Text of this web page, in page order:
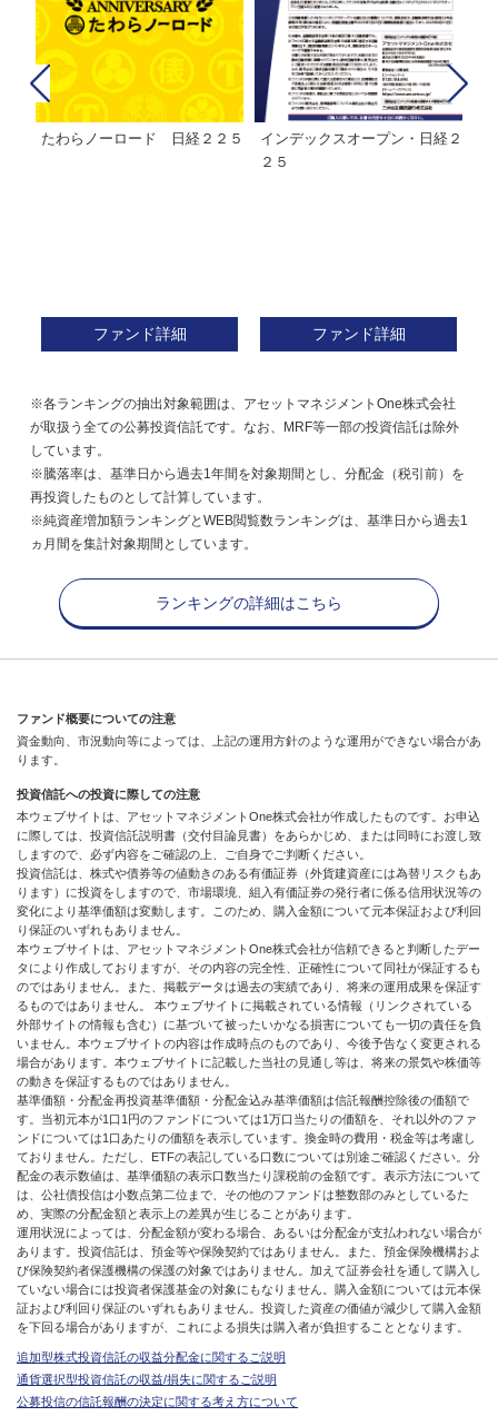
たわらノーロード 日経２２５
ファンド詳細
インデックスオープン・日経２
２５
ファンド詳細
※各ランキングの抽出対象範囲は、アセットマネジメントOne株式会社
が取扱う全ての公募投資信託です。なお、MRF等一部の投資信託は除外
しています。
※騰落率は、基準日から過去1年間を対象期間とし、分配金（税引前）を
再投資したものとして計算しています。
※純資産増加額ランキングとWEB閲覧数ランキングは、基準日から過去1
ヵ月間を集計対象期間としています。
ランキングの詳細はこちら
ファンド概要についての注意
資金動向、市況動向等によっては、上記の運用方針のような運用ができない場合があ
ります。
投資信託への投資に際しての注意
本ウェブサイトは、アセットマネジメントOne株式会社が作成したものです。お申込
に際しては、投資信託説明書（交付目論見書）をあらかじめ、または同時にお渡し致
しますので、必ず内容をご確認の上、ご自身でご判断ください。
投資信託は、株式や債券等の値動きのある有価証券（外貨建資産には為替リスクもあ
ります）に投資をしますので、市場環境、組入有価証券の発行者に係る信用状況等の
変化により基準価額は変動します。このため、購入金額について元本保証および利回
り保証のいずれもありません。
本ウェブサイトは、アセットマネジメントOne株式会社が信頼できると判断したデー
タにより作成しておりますが、その内容の完全性、正確性について同社が保証するも
のではありません。また、掲載データは過去の実績であり、将来の運用成果を保証す
るものではありません。 本ウェブサイトに掲載されている情報（リンクされている
外部サイトの情報も含む）に基づいて被ったいかなる損害についても一切の責任を負
いません。本ウェブサイトの内容は作成時点のものであり、今後予告なく変更される
場合があります。本ウェブサイトに記載した当社の見通し等は、将来の景気や株価等
の動きを保証するものではありません。
基準価額・分配金再投資基準価額・分配金込み基準価額は信託報酬控除後の価額で
す。当初元本が1口1円のファンドについては1万口当たりの価額を、それ以外のファ
ンドについては1口あたりの価額を表示しています。換金時の費用・税金等は考慮し
ておりません。ただし、ETFの表記している口数については別途ご確認ください。分
配金の表示数値は、基準価額の表示口数当たり課税前の金額です。表示方法について
は、公社債投信は小数点第二位まで、その他のファンドは整数部のみとしているた
め、実際の分配金額と表示上の差異が生じることがあります。
運用状況によっては、分配金額が変わる場合、あるいは分配金が支払われない場合が
あります。投資信託は、預金等や保険契約ではありません。また、預金保険機構およ
び保険契約者保護機構の保護の対象ではありません。加えて証券会社を通して購入し
ていない場合には投資者保護基金の対象にもなりません。購入金額については元本保
証および利回り保証のいずれもありません。投資した資産の価値が減少して購入金額
を下回る場合がありますが、これによる損失は購入者が負担することとなります。
追加型株式投資信託の収益分配金に関するご説明
通貨選択型投資信託の収益/損失に関するご説明
公募投信の信託報酬の決定に関する考え方について